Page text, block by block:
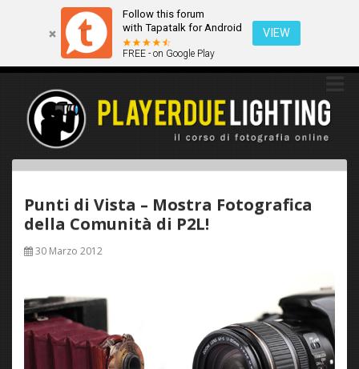
Follow this forum
with Tapatalk for Android
FREE - on Google Play
VIEW
Punti di Vista – Mostra Fotografica
della Comunità di P2L!
30 Marzo 2012
Questo sito utilizza i cookies. Continuando a navigare tra queste
pagine acconsenti implicitamente all'uso dei cookies.
Ok Scopri di più